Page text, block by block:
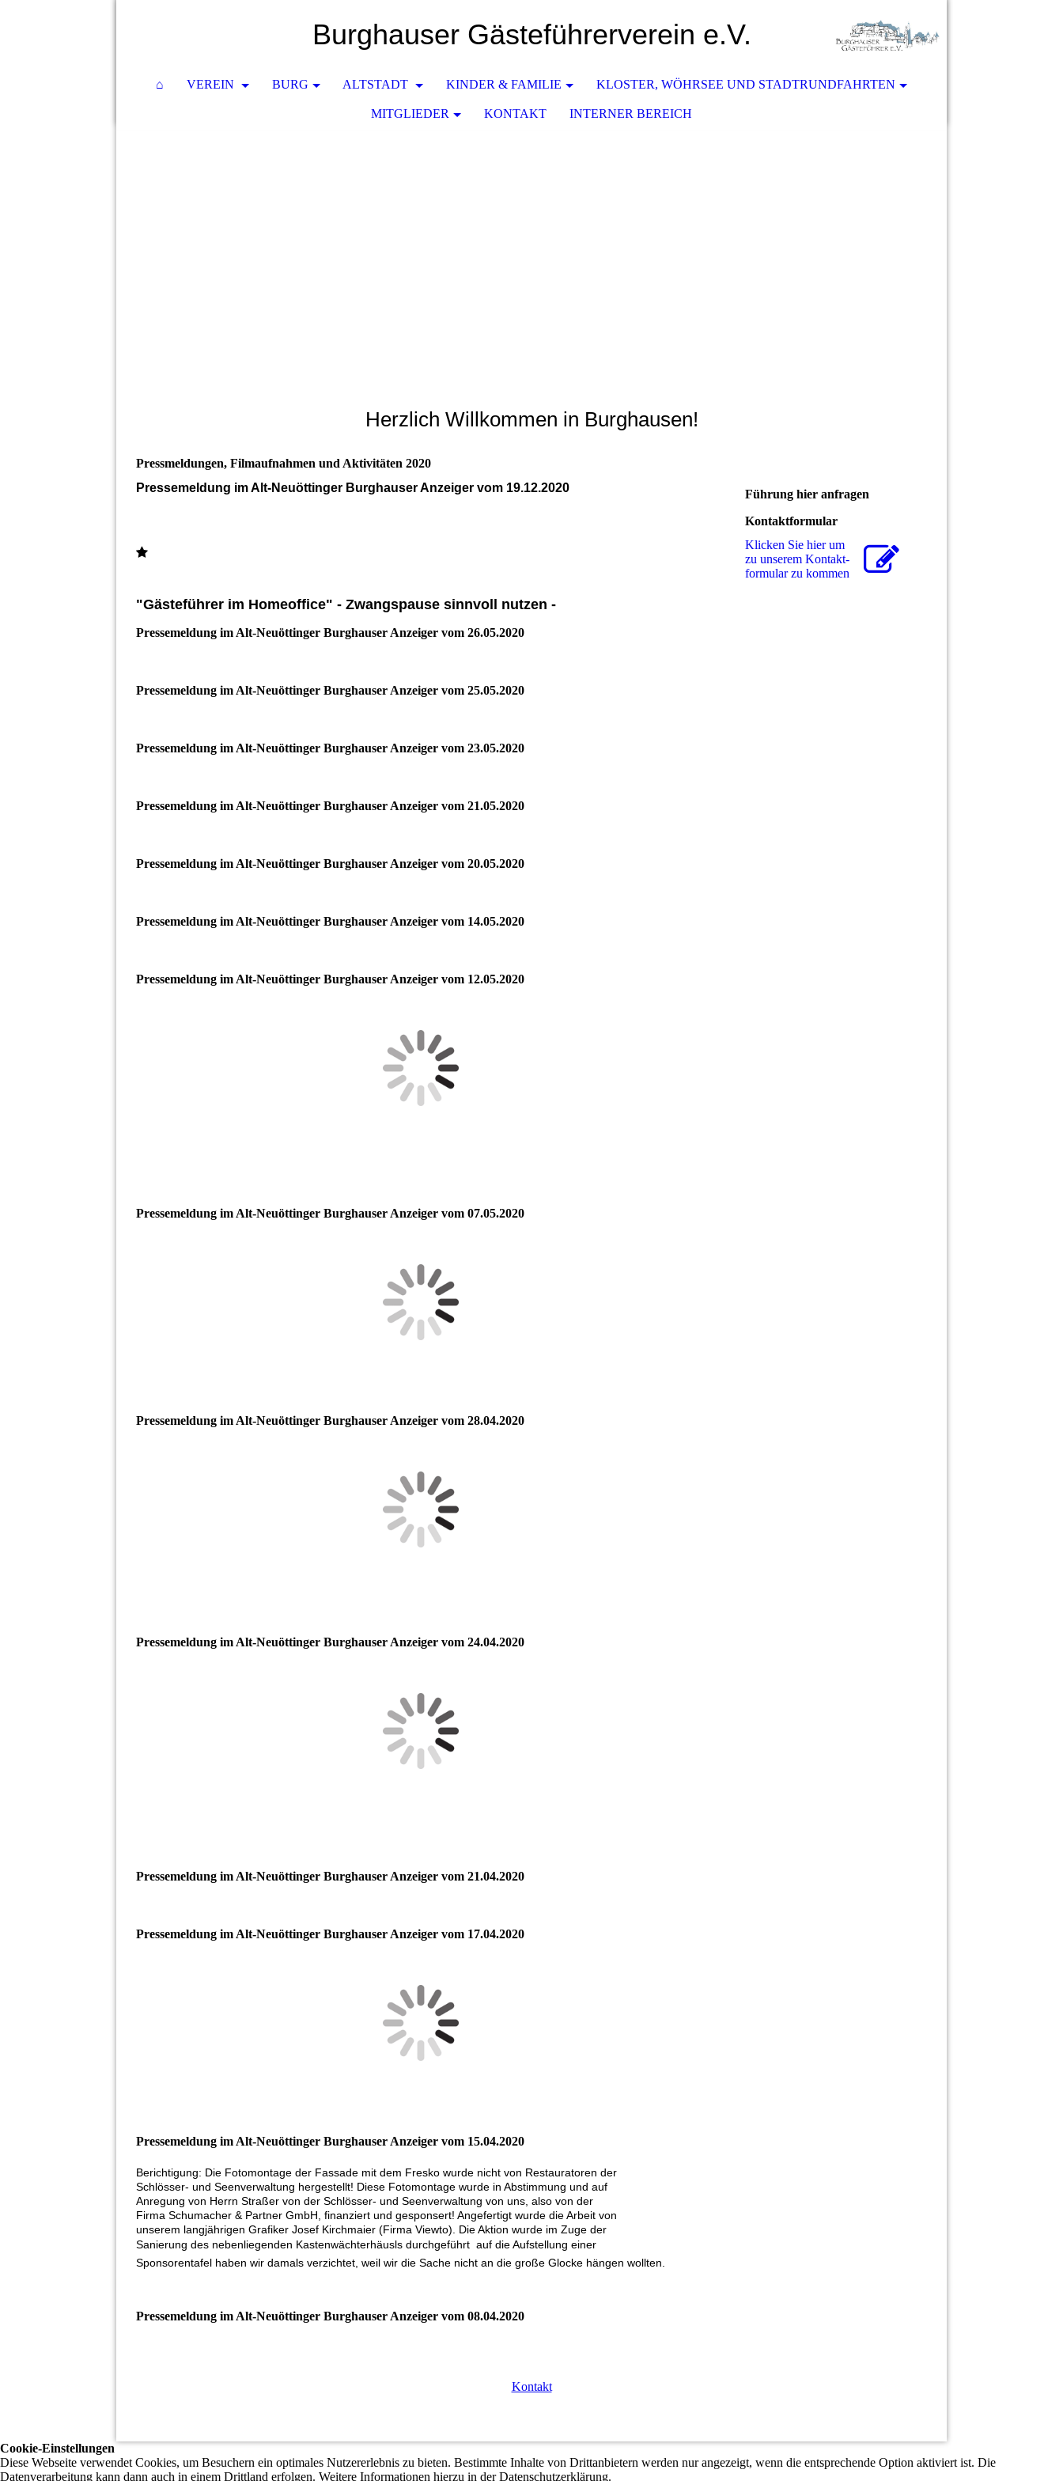
Burghauser Gästeführerverein e.V.
⌂ VEREIN BURG ALTSTADT KINDER & FAMILIE KLOSTER, WÖHRSEE UND STADTRUNDFAHRTEN
MITGLIEDER KONTAKT INTERNER BEREICH
Herzlich Willkommen in Burghausen!
Pressmeldungen, Filmaufnahmen und Aktivitäten 2020
Pressemeldung im Alt-Neuöttinger Burghauser Anzeiger vom 19.12.2020
"Gästeführer im Homeoffice" - Zwangspause sinnvoll nutzen -
Pressemeldung im Alt-Neuöttinger Burghauser Anzeiger vom 26.05.2020
Pressemeldung im Alt-Neuöttinger Burghauser Anzeiger vom 25.05.2020
Pressemeldung im Alt-Neuöttinger Burghauser Anzeiger vom 23.05.2020
Pressemeldung im Alt-Neuöttinger Burghauser Anzeiger vom 21.05.2020
Pressemeldung im Alt-Neuöttinger Burghauser Anzeiger vom 20.05.2020
Pressemeldung im Alt-Neuöttinger Burghauser Anzeiger vom 14.05.2020
Pressemeldung im Alt-Neuöttinger Burghauser Anzeiger vom 12.05.2020
Pressemeldung im Alt-Neuöttinger Burghauser Anzeiger vom 07.05.2020
Pressemeldung im Alt-Neuöttinger Burghauser Anzeiger vom 28.04.2020
Pressemeldung im Alt-Neuöttinger Burghauser Anzeiger vom 24.04.2020
Pressemeldung im Alt-Neuöttinger Burghauser Anzeiger vom 21.04.2020
Pressemeldung im Alt-Neuöttinger Burghauser Anzeiger vom 17.04.2020
Pressemeldung im Alt-Neuöttinger Burghauser Anzeiger vom 15.04.2020
Berichtigung: Die Fotomontage der Fassade mit dem Fresko wurde nicht von Restauratoren der
Schlösser- und Seenverwaltung hergestellt! Diese Fotomontage wurde in Abstimmung und auf
Anregung von Herrn Straßer von der Schlösser- und Seenverwaltung von uns, also von der
Firma Schumacher & Partner GmbH, finanziert und gesponsert! Angefertigt wurde die Arbeit von
unserem langjährigen Grafiker Josef Kirchmaier (Firma Viewto). Die Aktion wurde im Zuge der
Sanierung des nebenliegenden Kastenwächterhäusls durchgeführt  auf die Aufstellung einer
Sponsorentafel haben wir damals verzichtet, weil wir die Sache nicht an die große Glocke hängen wollten.
Pressemeldung im Alt-Neuöttinger Burghauser Anzeiger vom 08.04.2020
Führung hier anfragen
Kontaktformular
Klicken Sie hier um
zu unserem Kon­takt­
for­mu­lar zu kommen
Kontakt
Cookie-Einstellungen
Diese Webseite verwendet Cookies, um Besuchern ein optimales Nutzererlebnis zu bieten. Bestimmte Inhalte von Drittanbietern werden nur angezeigt, wenn die entsprechende Option aktiviert ist. Die
Datenverarbeitung kann dann auch in einem Drittland erfolgen. Weitere Informationen hierzu in der Datenschutzerklärung.